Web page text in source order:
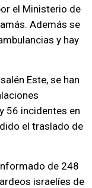
el Ministerio de
Además se
y hay
Este, se han
56 incidentes en
el traslado de
de 248
israelíes de